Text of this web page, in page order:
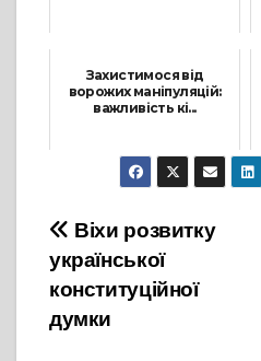
Захистимося від
ворожих маніпуляцій:
важливість кі...
28 Серпня, 2024
Навігація
записів
Віхи розвитку
української
конституційної
думки